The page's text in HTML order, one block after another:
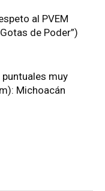
al PVEM
de Poder”)
muy
Michoacán